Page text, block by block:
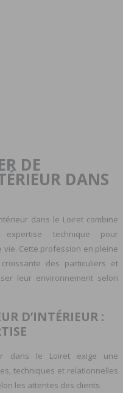
DE
DANS
dans le Loiret combine
technique pour
Cette profession en pleine
des particuliers et
leur environnement selon
D’INTÉRIEUR :
dans le Loiret exige une
techniques et relationnelles
les attentes des clients.